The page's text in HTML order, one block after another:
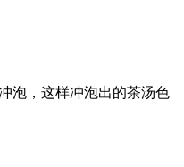
泡，这样冲泡出的茶汤色